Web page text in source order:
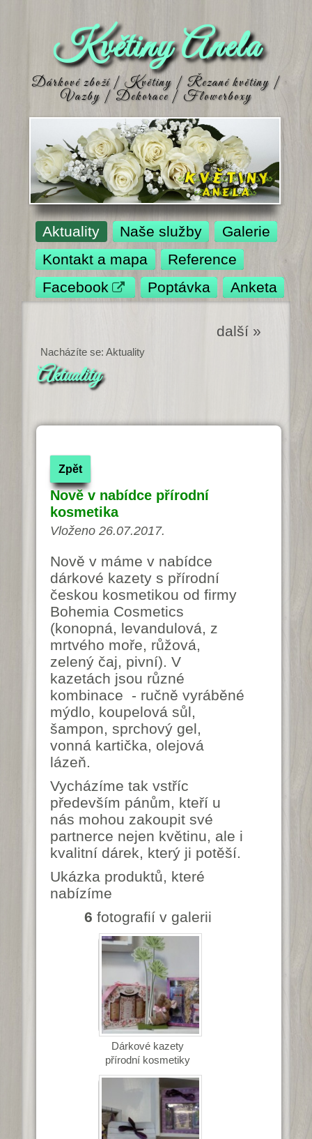
Květiny Anela
Dárkové zboží | Květiny | Řezané květiny |
Vazby | Dekorace | Flowerboxy
Aktuality Naše služby
Galerie
Kontakt a mapa
Reference
Facebook
Poptávka Anketa
další »
Nacházíte se: Aktuality
Aktuality
Zpět
Nově v nabídce přírodní
kosmetika
Vloženo 26.07.2017.
Nově v máme v nabídce
dárkové kazety s přírodní
českou kosmetikou od firmy
Bohemia Cosmetics
(konopná, levandulová, z
mrtvého moře, růžová,
zelený čaj, pivní). V
kazetách jsou různé
kombinace - ručně vyráběné
mýdlo, koupelová sůl,
šampon, sprchový gel,
vonná kartička, olejová
lázeň.
Vycházíme tak vstříc
především pánům, kteří u
nás mohou zakoupit své
partnerce nejen květinu, ale i
kvalitní dárek, který ji potěší.
Ukázka produktů, které
nabízíme
6 fotografií v galerii
Dárkové kazety
přírodní kosmetiky